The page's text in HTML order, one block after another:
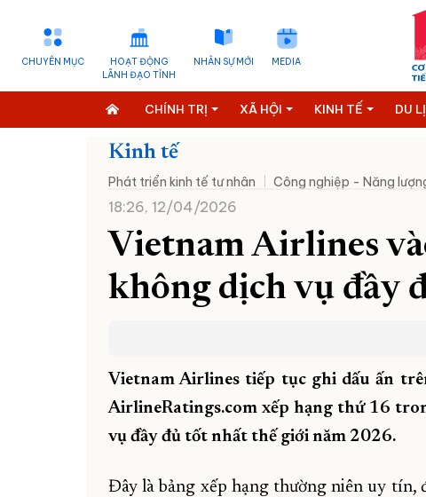
CHUYÊN MỤC
HOẠT ĐỘNG
LÃNH ĐẠO TỈNH
NHÂN SỰ MỚI MEDIA
CHÍNH TRỊ XÃ HỘI KINH TẾ DU
Kinh tế
Phát triển kinh tế tư nhân Công nghiệp - Năng
18:26, 12/04/2026
Vietnam Airlines
không dịch vụ đầy
Vietnam Airlines tiếp tục ghi dấu ấn
AirlineRatings.com xếp hạng thứ 16
vụ đầy đủ tốt nhất thế giới năm 2026.
Đây là bảng xếp hạng thường niên uy tín,